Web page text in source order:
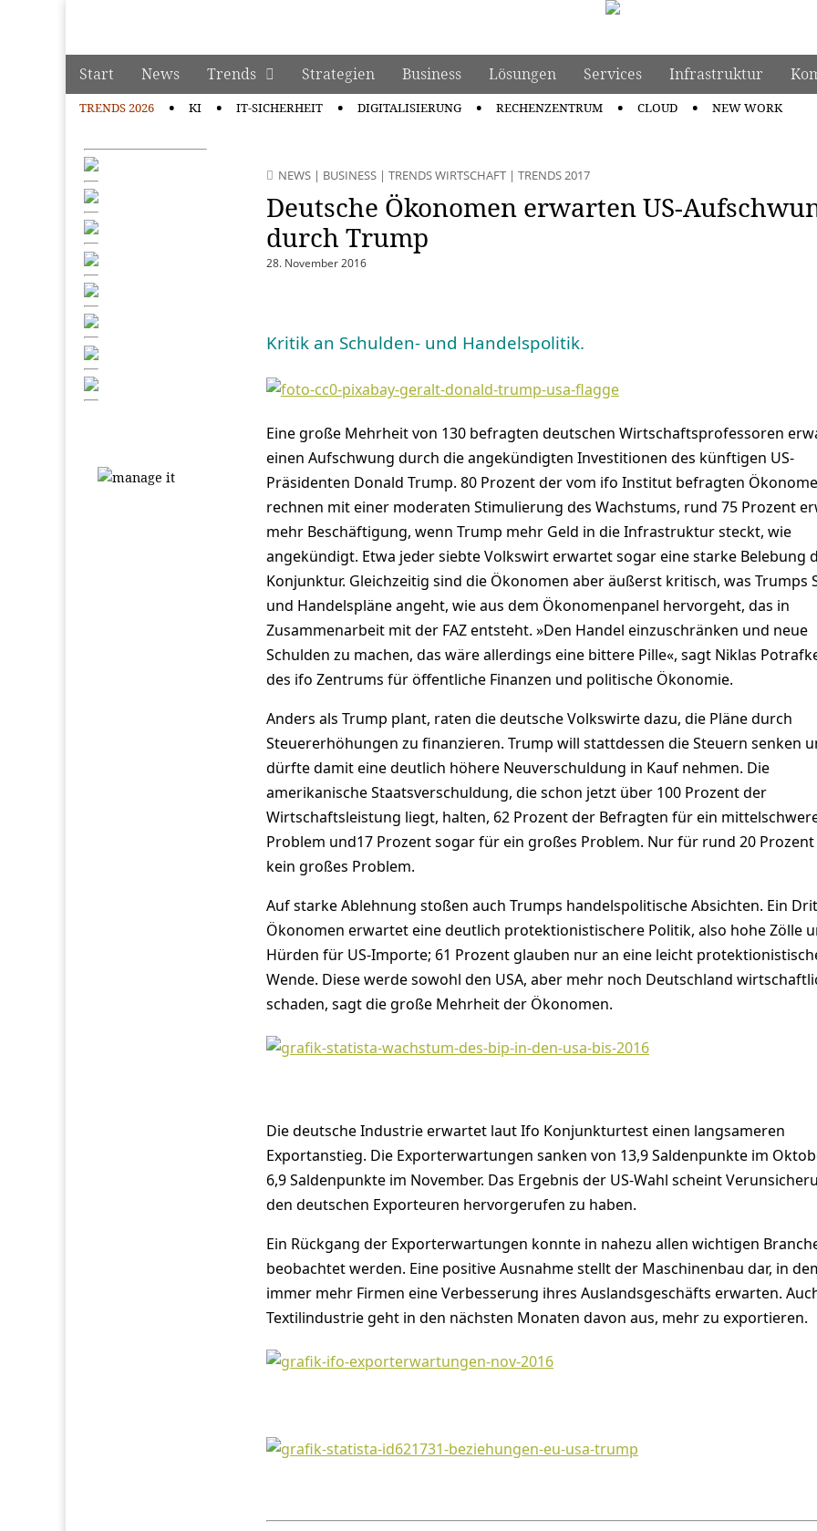
manage it
Main menu
Skip to content
Start News Trends Strategien Business Lösungen Services Infrastruktur
TRENDS 2026 KI IT-SICHERHEIT DIGITALISIERUNG RECHENZENTRUM CLOUD NEW WORK
NEWS| BUSINESS| TRENDS WIRTSCHAFT| TRENDS 2017
Deutsche Ökonomen erwarten US-
durch Trump
28. November 2016
Kritik an Schulden- und Handelspolitik.
Eine große Mehrheit von 130 befragten deutschen Wirtschaftsprofessoren
einen Aufschwung durch die angekündigten Investitionen des künftigen US-
Präsidenten Donald Trump. 80 Prozent der vom ifo Institut befragten
rechnen mit einer moderaten Stimulierung des Wachstums, rund 75 Prozent
mehr Beschäftigung, wenn Trump mehr Geld in die Infrastruktur steckt, wie
angekündigt. Etwa jeder siebte Volkswirt erwartet sogar eine starke Belebung
Konjunktur. Gleichzeitig sind die Ökonomen aber äußerst kritisch, was Trumps
und Handelspläne angeht, wie aus dem Ökonomenpanel hervorgeht, das in
Zusammenarbeit mit der FAZ entsteht. »Den Handel einzuschränken und neue
Schulden zu machen, das wäre allerdings eine bittere Pille«, sagt Niklas
des ifo Zentrums für öffentliche Finanzen und politische Ökonomie.
Anders als Trump plant, raten die deutsche Volkswirte dazu, die Pläne durch
Steuererhöhungen zu finanzieren. Trump will stattdessen die Steuern senken
dürfte damit eine deutlich höhere Neuverschuldung in Kauf nehmen. Die
amerikanische Staatsverschuldung, die schon jetzt über 100 Prozent der
Wirtschaftsleistung liegt, halten, 62 Prozent der Befragten für ein
Problem und17 Prozent sogar für ein großes Problem. Nur für rund 20 Prozent
kein großes Problem.
Auf starke Ablehnung stoßen auch Trumps handelspolitische Absichten. Ein
Ökonomen erwartet eine deutlich protektionistischere Politik, also hohe Zölle
Hürden für US-Importe; 61 Prozent glauben nur an eine leicht
Wende. Diese werde sowohl den USA, aber mehr noch Deutschland
schaden, sagt die große Mehrheit der Ökonomen.
Die deutsche Industrie erwartet laut Ifo Konjunkturtest einen langsameren
Exportanstieg. Die Exporterwartungen sanken von 13,9 Saldenpunkte im
6,9 Saldenpunkte im November. Das Ergebnis der US-Wahl scheint
den deutschen Exporteuren hervorgerufen zu haben.
Ein Rückgang der Exporterwartungen konnte in nahezu allen wichtigen
beobachtet werden. Eine positive Ausnahme stellt der Maschinenbau dar, in
immer mehr Firmen eine Verbesserung ihres Auslandsgeschäfts erwarten.
Textilindustrie geht in den nächsten Monaten davon aus, mehr zu exportieren.